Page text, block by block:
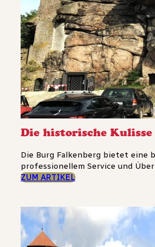
Die historische
Die Burg Falkenberg bietet eine
professionellem Service und
ZUM ARTIKEL